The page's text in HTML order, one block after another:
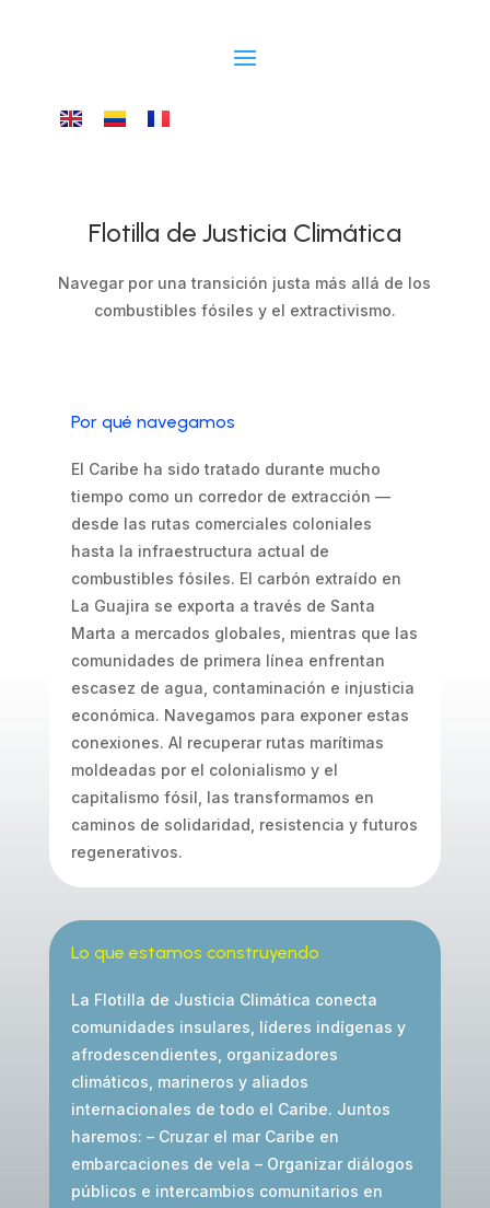
Flotilla de Justicia Climática
Navegar por una transición justa más allá de los
combustibles fósiles y el extractivismo.
Por qué navegamos
El Caribe ha sido tratado durante mucho
tiempo como un corredor de extracción —
desde las rutas comerciales coloniales
hasta la infraestructura actual de
combustibles fósiles. El carbón extraído en
La Guajira se exporta a través de Santa
Marta a mercados globales, mientras que las
comunidades de primera línea enfrentan
escasez de agua, contaminación e injusticia
económica. Navegamos para exponer estas
conexiones. Al recuperar rutas marítimas
moldeadas por el colonialismo y el
capitalismo fósil, las transformamos en
caminos de solidaridad, resistencia y futuros
regenerativos.
Lo que estamos construyendo
La Flotilla de Justicia Climática conecta
comunidades insulares, líderes indígenas y
afrodescendientes, organizadores
climáticos, marineros y aliados
internacionales de todo el Caribe. Juntos
haremos: – Cruzar el mar Caribe en
embarcaciones de vela – Organizar diálogos
públicos e intercambios comunitarios en